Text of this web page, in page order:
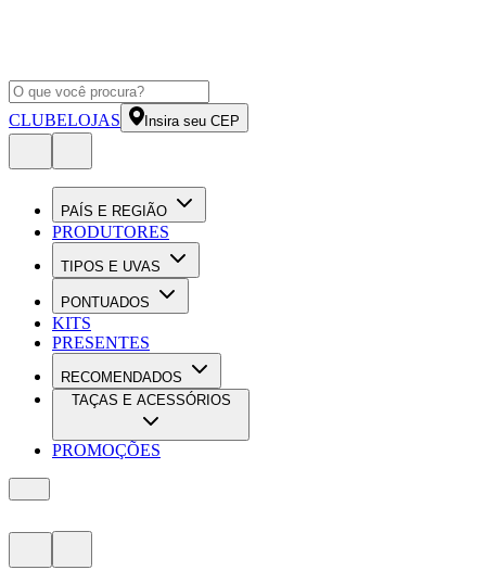
CLUBELOJAS Insira seu CEP
PAÍS E REGIÃO
PRODUTORES
TIPOS E UVAS
PONTUADOS
KITS
PRESENTES
RECOMENDADOS
TAÇAS E ACESSÓRIOS
PROMOÇÕES